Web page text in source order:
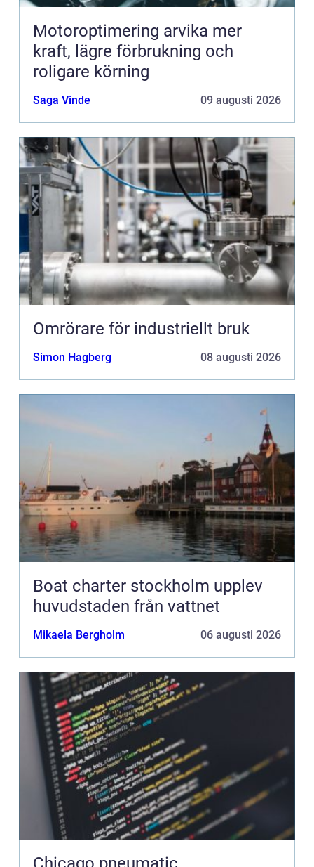
Motoroptimering arvika mer
kraft, lägre förbrukning och
roligare körning
Saga Vinde 09 augusti 2026
Omrörare för industriellt bruk
Simon Hagberg 08 augusti 2026
Boat charter stockholm upplev
huvudstaden från vattnet
Mikaela Bergholm 06 augusti 2026